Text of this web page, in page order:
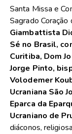
Santa Missa e
Sagrado
Giambattista
Sé no Brasil,
Curitiba, Dom
Jorge Pinto,
Volodemer
Ucraniana São
Eparca da
Ucraniano de
diáconos,